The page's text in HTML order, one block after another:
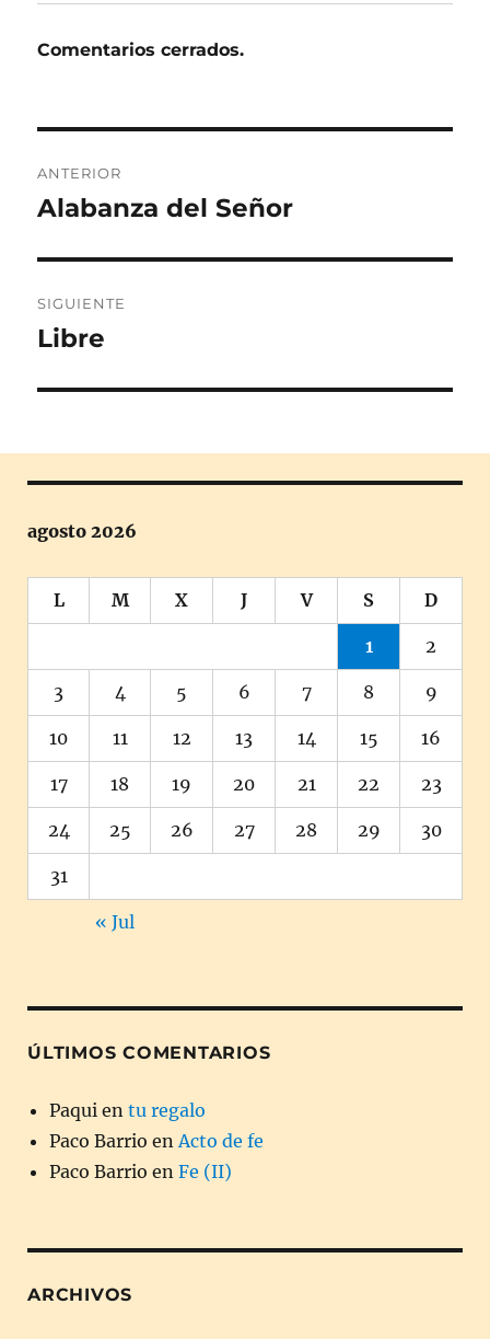
Comentarios cerrados.
de
ANTERIOR
Entrada
Alabanza del Señor
SIGUIENTE
Entrada
Libre
agosto 2026
L M X J V S D
1 2
3 4 5 6 7 8 9
10 11 12 13 14 15 16
17 18 19 20 21 22 23
24 25 26 27 28 29 30
31
« Jul
ÚLTIMOS COMENTARIOS
Paqui en tu regalo
Paco Barrio en Acto de fe
Paco Barrio en Fe (II)
ARCHIVOS